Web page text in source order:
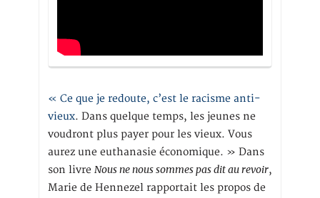
« Ce que je redoute, c’est le racisme anti-
vieux. Dans quelque temps, les jeunes ne
voudront plus payer pour les vieux. Vous
aurez une euthanasie économique. » Dans
son livre Nous ne nous sommes pas dit au revoir,
Marie de Hennezel rapportait les propos de